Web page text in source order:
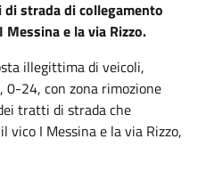
strada di collegamento
e la via Rizzo.
illegittima di veicoli,
24, con zona rimozione
tratti di strada che
vico I Messina e la via Rizzo,